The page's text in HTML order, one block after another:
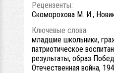
Рецензенты:
Скоморохова М. И.,
Ключевые слова:
младшие школьники,
патриотическое
результаты, образ
Отечественная война,